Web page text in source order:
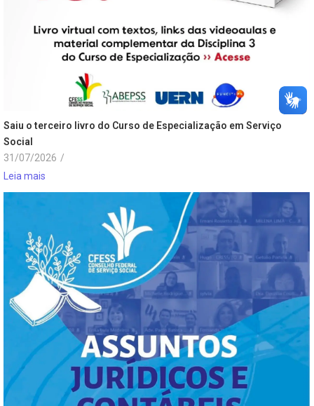
Saiu o terceiro livro do Curso de Especialização em Serviço
Social
31/07/2026 /
Leia mais